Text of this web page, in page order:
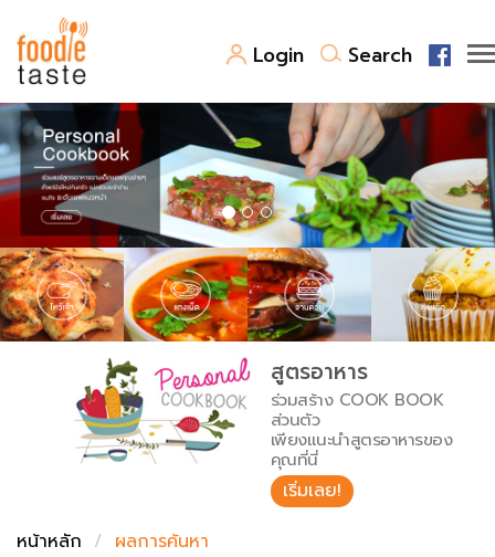
Login Search
สูตรอาหาร
สูตรอาหารล่าสุด
Top Foodie
พาไปชิม
สารพันก้นครัว
เคล็ดลับน่ารู้
เปรียบเทียบหน่วยการตวง
เปรียบเทียบอุณหภูมิ
เปรียบเทียบน้ำหนักวัตถุดิบ
FoodPedia
สร้าง Cookbook
สูตรอาหาร
ร่วมสร้าง COOK BOOK
ส่วนตัว
เพียงแนะนำสูตรอาหารของ
คุณที่นี่
เริ่มเลย!
หน้าหลัก
ผลการค้นหา